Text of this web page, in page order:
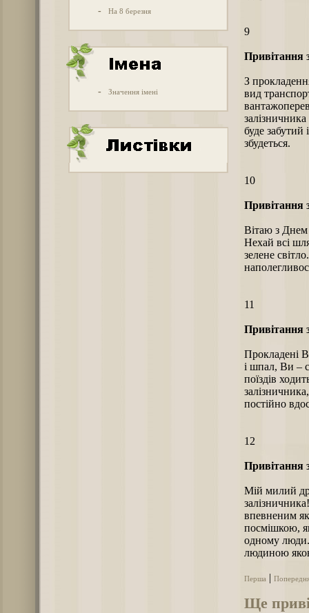
- На 8 березня
- Значення імені
9
Привітання
З
вид
буде
збудеться.
10
Привітання
Вітаю з Днем
Нехай всі
зелене
11
Привітання
Прокладені
і шпал, Ви –
поїздів
постійно
12
Привітання
Мій милий
впевненим
посмішкою,
одному
людиною
Перша
Ще